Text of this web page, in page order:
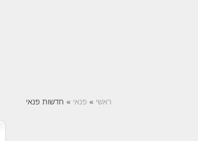
ראשי » פנאי » חדשות פנאי